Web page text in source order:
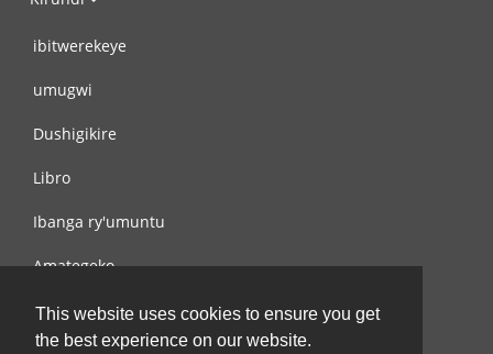
This website uses cookies to ensure you get
the best experience on our website.
ibitwerekeye
umugwi
Dushigikire
Libro
Ibanga ry'umuntu
Amategeko
Turondere